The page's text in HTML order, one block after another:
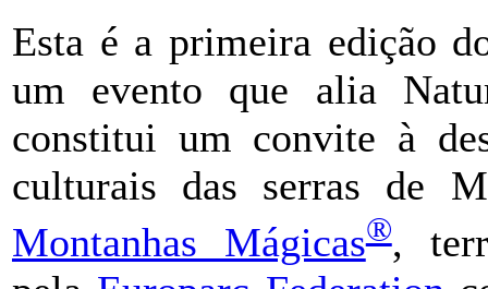
Esta é a primeira edição
um evento que alia
constitui um convite à
culturais das serras de
Montanhas Mágicas®,